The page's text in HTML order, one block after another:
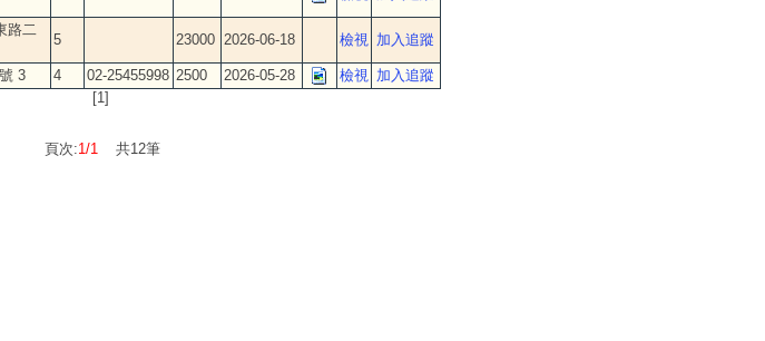
路二
5 23000 2026-06-18 檢視 加入追蹤
3 4 02-25455998 2500 2026-05-28 檢視 加入追蹤
[1]
頁次:1/1 共12筆